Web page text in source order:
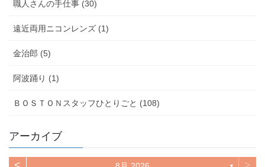
職人さんの手仕事 (30)
遠近両用ニコンレンズ (1)
金治郎 (5)
阿波踊り (1)
ＢＯＳＴＯＮスタッフひとりごと (108)
アーカイブ
▼